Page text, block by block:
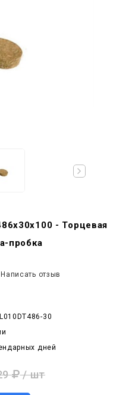
- Торцевая
пробка
Написать отзыв
30
дней
/ шт